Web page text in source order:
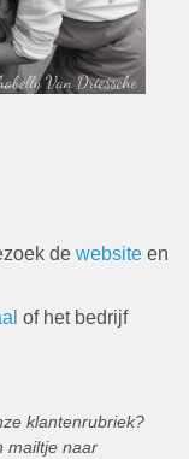
de website en
of het bedrijf
klantenrubriek?
mailtje naar